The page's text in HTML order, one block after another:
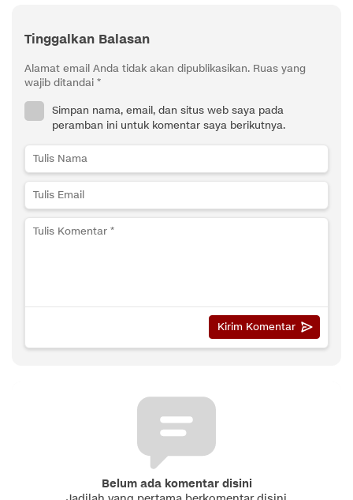
Tinggalkan Balasan
Alamat email Anda tidak akan dipublikasikan. Ruas yang
wajib ditandai *
Simpan nama, email, dan situs web saya pada
peramban ini untuk komentar saya berikutnya.
Belum ada komentar disini